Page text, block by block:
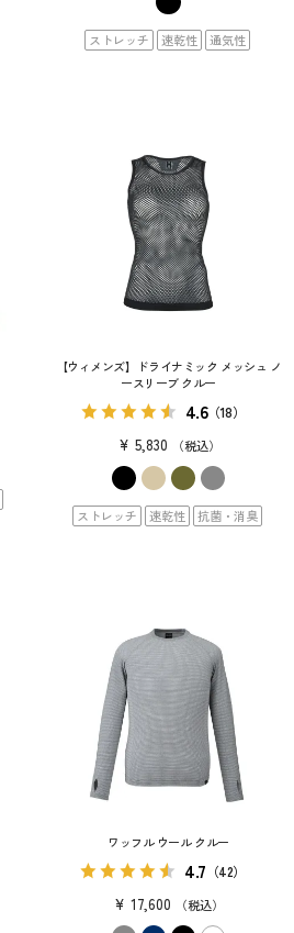
ストレッチ
速乾性 通気性
【ウィメンズ】ドライナミック メッシュ ノ
ースリーブ クルー
4.6（18）
¥ 5,830 税込
ストレッチ 速乾性 抗菌・消臭
ワッフル ウール クルー
4.7 （42）
¥ 17,600 税込